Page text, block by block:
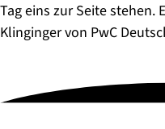
Tag eins zur Seite stehen.
Klinginger von PwC